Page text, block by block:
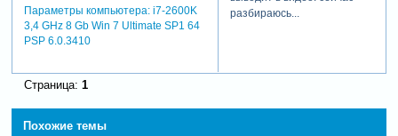
считаю, что есть все
появляются люди, которые
Параметры компьютера:i7-2600K
3,4 GHz 8 Gb Win 7 Ultimate SP1 64
PSP 6.0.3410
разбираюсь...
Страница: 1
Похожие темы